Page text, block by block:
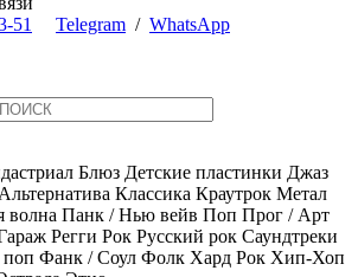
51
Telegram / WhatsApp
Блюз Детские пластинки Джаз
Классика Краутрок Метал
волна Панк / Нью вейв Поп Прог / Арт
Регги Рок Русский рок Саундтреки
Фанк / Соул Фолк Хард Рок Хип-Хоп